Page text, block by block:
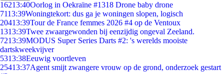
16213:40Oorlog in Oekraïne #1318 Drone baby drone
7113:39Woningtekort: dus ga je woningen slopen, logisch
20413:39Tour de France femmes 2026 #4 op de Ventoux
1313:39Twee zwaargewonden bij eenzijdig ongeval Zeeland.
7213:39MODUS Super Series Darts #2: 's werelds mooiste
dartskweekvijver
5313:38Eeuwig voortleven
25413:37Agent smijt zwangere vrouw op de grond, onderzoek gestart